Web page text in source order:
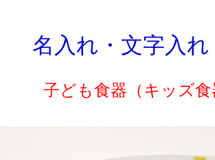
名入れ・文字入れ
子ども食器（キッズ